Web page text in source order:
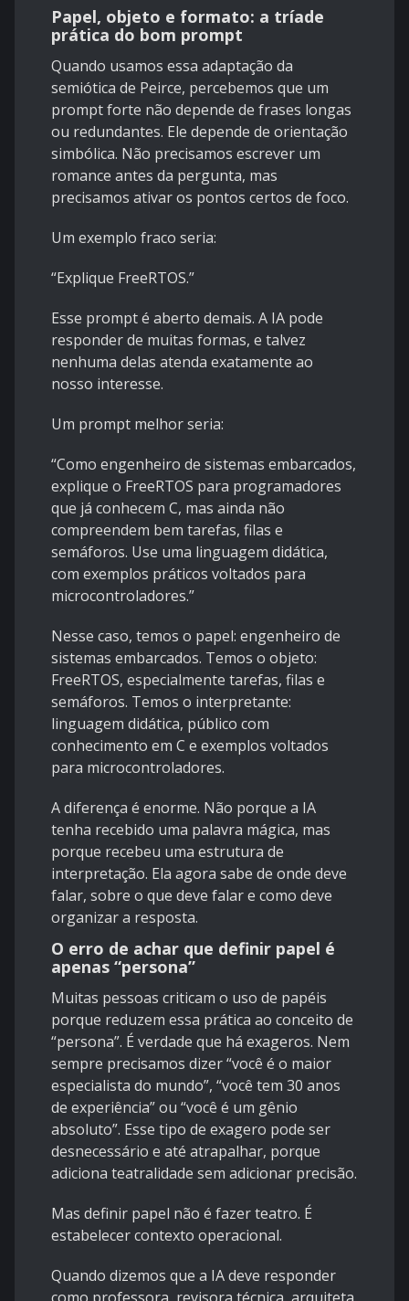
Papel, objeto e formato: a tríade
prática do bom prompt
Quando usamos essa adaptação da
semiótica de Peirce, percebemos que um
prompt forte não depende de frases longas
ou redundantes. Ele depende de orientação
simbólica. Não precisamos escrever um
romance antes da pergunta, mas
precisamos ativar os pontos certos de foco.
Um exemplo fraco seria:
“Explique FreeRTOS.”
Esse prompt é aberto demais. A IA pode
responder de muitas formas, e talvez
nenhuma delas atenda exatamente ao
nosso interesse.
Um prompt melhor seria:
“Como engenheiro de sistemas embarcados,
explique o FreeRTOS para programadores
que já conhecem C, mas ainda não
compreendem bem tarefas, filas e
semáforos. Use uma linguagem didática,
com exemplos práticos voltados para
microcontroladores.”
Nesse caso, temos o papel: engenheiro de
sistemas embarcados. Temos o objeto:
FreeRTOS, especialmente tarefas, filas e
semáforos. Temos o interpretante:
linguagem didática, público com
conhecimento em C e exemplos voltados
para microcontroladores.
A diferença é enorme. Não porque a IA
tenha recebido uma palavra mágica, mas
porque recebeu uma estrutura de
interpretação. Ela agora sabe de onde deve
falar, sobre o que deve falar e como deve
organizar a resposta.
O erro de achar que definir papel é
apenas “persona”
Muitas pessoas criticam o uso de papéis
porque reduzem essa prática ao conceito de
“persona”. É verdade que há exageros. Nem
sempre precisamos dizer “você é o maior
especialista do mundo”, “você tem 30 anos
de experiência” ou “você é um gênio
absoluto”. Esse tipo de exagero pode ser
desnecessário e até atrapalhar, porque
adiciona teatralidade sem adicionar precisão.
Mas definir papel não é fazer teatro. É
estabelecer contexto operacional.
Quando dizemos que a IA deve responder